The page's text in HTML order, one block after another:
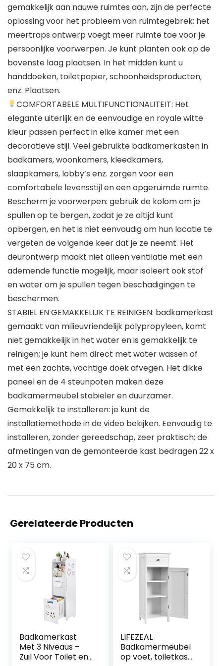
gemakkelijk aan nauwe ruimtes aan, zijn de perfecte
oplossing voor het probleem van ruimtegebrek; het
meertraps ontwerp voegt meer ruimte toe voor je
persoonlijke voorwerpen. Je kunt planten ook op de
bovenste laag plaatsen. In het midden kunt u
handdoeken, toiletpapier, schoonheidsproducten,
enz. Plaatsen.
COMFORTABELE MULTIFUNCTIONALITEIT: Het
elegante uiterlijk en de eenvoudige en royale witte
kleur passen perfect in elke kamer met een
decoratieve stijl. Veel gebruikte badkamerkasten in
badkamers, woonkamers, kleedkamers,
slaapkamers, lobby’s enz. zorgen voor een
comfortabele levensstijl en een opgeruimde ruimte.
Bescherm je voorwerpen: gebruik de kolom om je
spullen op te bergen, zodat je ze altijd kunt
opbergen, en het is niet eenvoudig om hun locatie te
vergeten de volgende keer dat je ze neemt. Het
deurontwerp maakt niet alleen ventilatie met een
ademende functie mogelijk, maar isoleert ook stof
en water om je spullen tegen beschadigingen te
beschermen.
STABIEL EN GEMAKKELIJK TE REINIGEN: badkamerkast
gemaakt van milieuvriendelijk polypropyleen, komt
niet gemakkelijk in het water en is gemakkelijk te
reinigen; je kunt hem direct met water wassen of
met een zachte, vochtige doek afvegen. Het dikke
paneel en de 4 steunpoten maken deze
badkamermeubel stabieler en duurzamer.
Gemakkelijk te installeren: je kunt de
installatiemethode in de video bekijken. Eenvoudig te
installeren, zonder gereedschap, zeer praktisch; de
afmetingen van de gemonteerde kast bedragen 22 x
20 x 75 cm.
Gerelateerde Producten
Badkamerkast
Met 3 Niveaus –
Zuil Voor Toilet en
LIFEZEAL
Badkamermeubel
op voet, toiletkast